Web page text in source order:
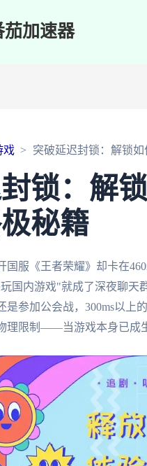
茄加速器
戏 突破延迟封锁：解锁
锁：解
秘籍
国服《王者荣耀》却卡在
国内游戏"就成了深夜聊天
是参加公会战，300ms以上
理限制——当游戏本身已成